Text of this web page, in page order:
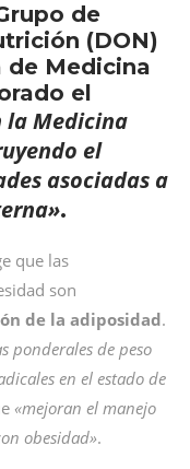
de
(DON)
de Medicina
el
la Medicina
el
asociadas a
.
que las
son
de la adiposidad.
ponderales de peso
en el estado de
«mejoran el manejo
obesidad».